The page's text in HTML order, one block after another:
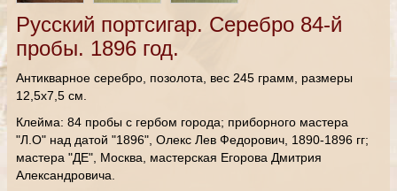
Русский портсигар. Серебро 84-й
пробы. 1896 год.
Антикварное серебро, позолота, вес 245 грамм, размеры
12,5х7,5 см.
Клейма: 84 пробы с гербом города; приборного мастера
"Л.О" над датой "1896", Олекс Лев Федорович, 1890-1896 гг;
мастера "ДЕ", Москва, мастерская Егорова Дмитрия
Александровича.